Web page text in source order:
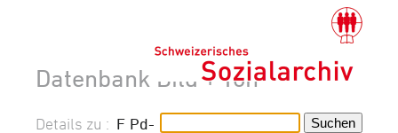
Datenbank Bild + Ton
Details zu : F Pd-